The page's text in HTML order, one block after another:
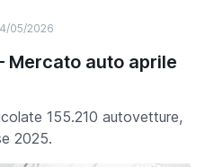
05/2026
Mercato auto aprile
155.210 autovetture,
2025.